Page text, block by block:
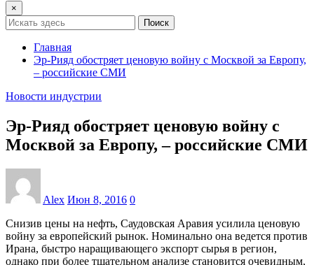
×
Поиск
Главная
Эр-Рияд обостряет ценовую войну с Москвой за Европу,
– российские СМИ
Новости индустрии
Эр-Рияд обостряет ценовую войну с
Москвой за Европу, – российские СМИ
Alex Июн 8, 2016 0
Снизив цены на нефть, Саудовская Аравия усилила ценовую
войну за европейский рынок. Номинально она ведется против
Ирана, быстро наращивающего экспорт сырья в регион,
однако при более тщательном анализе становится очевидным,